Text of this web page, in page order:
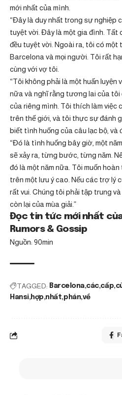
mới nhất của mình.
“Đây là duy nhất trong sự nghiệp
tuyệt vời. Đây là một gia đình. Tất
đều tuyệt vời. Ngoài ra, tôi có
Barcelona và mọi người. Tôi rất
cùng với vợ tôi.
“Tôi không phải là một huấn luyện
nữa và nghĩ rằng tương lai của tôi
của riêng mình. Tôi thích làm việc
trên thế giới, và tôi thực sự đánh
biết tình huống của câu lạc bộ, và
“Đó là tình huống bây giờ, một
sẽ xảy ra, từng bước, từng năm.
đó là một năm nữa. Tôi muốn
trên một lưu ý cao. Nếu các trợ lý
rất vui. Chúng tôi phải tập trung
còn lại của mùa giải.”
Đọc tin tức mới nhất
Rumors & Gossip
Nguồn: 90min
TAGGED: Barcelona các cấp
Hansi hợp nhất phán về